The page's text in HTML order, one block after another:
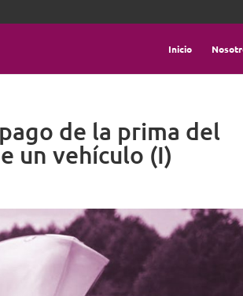
Inicio
de la prima del
un vehículo (I)